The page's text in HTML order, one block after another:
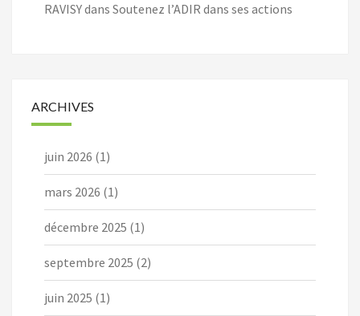
RAVISYdans Soutenez l’ADIR dans ses actions
ARCHIVES
juin 2026 (1)
mars 2026 (1)
décembre 2025 (1)
septembre 2025 (2)
juin 2025 (1)